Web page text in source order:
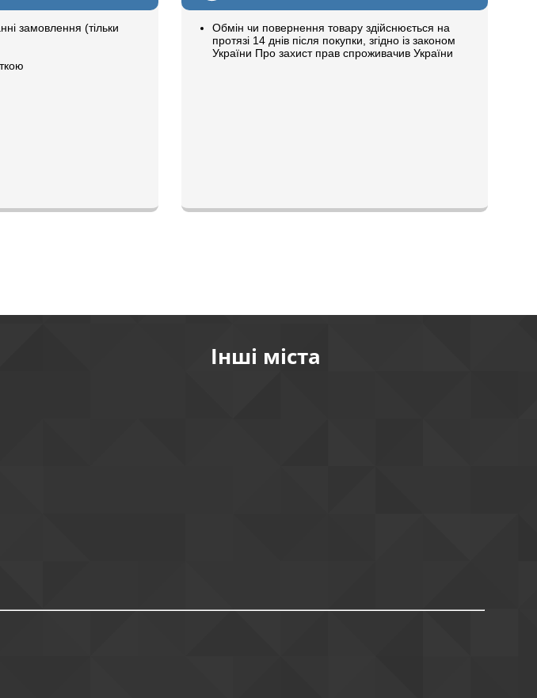
замовлення (тільки
Обмін чи повернення товару здійснюється на
протязі 14 днів після покупки, згідно із законом
України Про захист прав спроживачив України
Інші міста